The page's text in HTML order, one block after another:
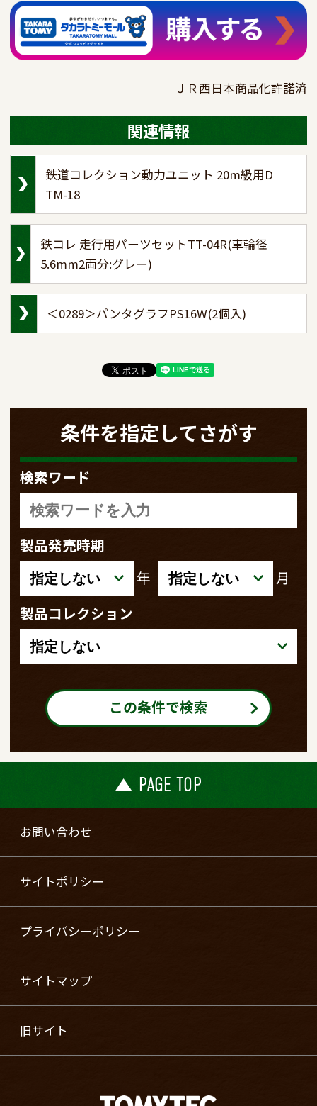
ＪＲ西日本商品化許諾済
関連情報
鉄道コレクション動力ユニット 20m級用D
TM-18
鉄コレ 走行用パーツセットTT-04R(車輪径
5.6mm2両分:グレー)
＜0289＞パンタグラフPS16W(2個入)
条件を指定してさがす
検索ワード
製品発売時期
年
月
製品コレクション
この条件で検索
PAGE TOP
お問い合わせ
サイトポリシー
プライバシーポリシー
サイトマップ
旧サイト